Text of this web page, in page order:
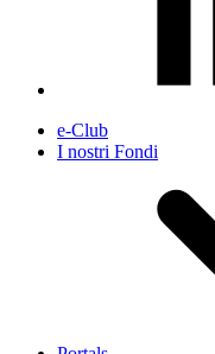
e-Club
I nostri Fondi